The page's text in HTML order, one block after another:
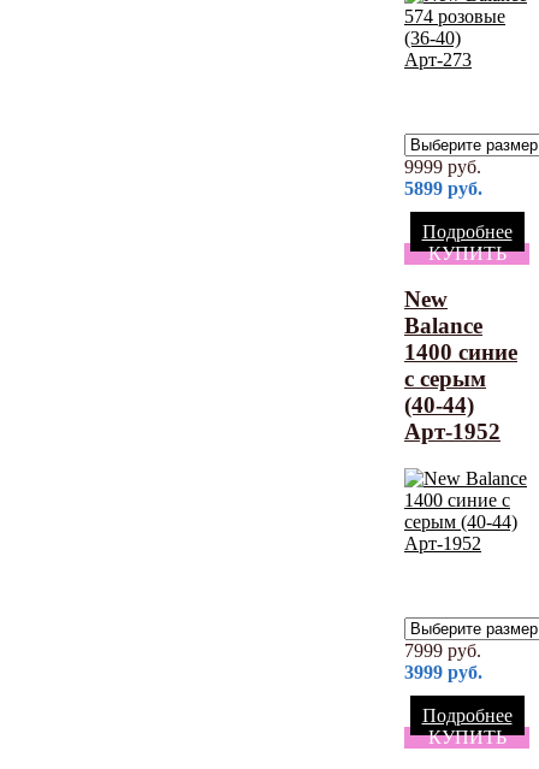
9999 руб.
5899 руб.
Подробнее
КУПИТЬ
New
Balance
1400 синие
с серым
(40-44)
Арт-1952
7999 руб.
3999 руб.
Подробнее
КУПИТЬ